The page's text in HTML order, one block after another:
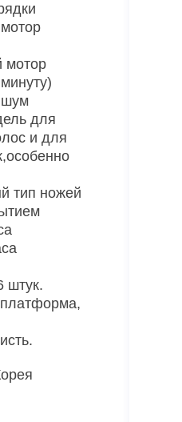
мотор
шум
для
и для
тип ножей
штук.